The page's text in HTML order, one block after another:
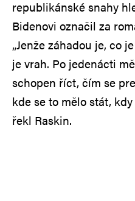
republikánské snahy
Bidenovi označil za
„Jenže záhadou je, co
je vrah. Po jedenácti
schopen říct, čím se
kde se to mělo stát,
řekl Raskin.